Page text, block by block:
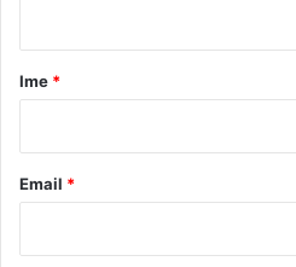
rIme *
Email *